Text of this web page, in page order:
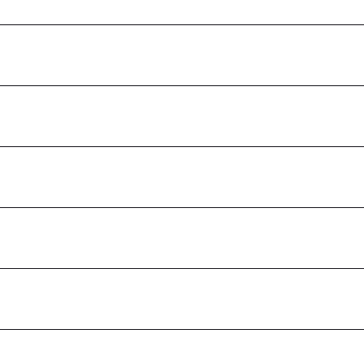
Tartu maakond
Basilicata
Molise